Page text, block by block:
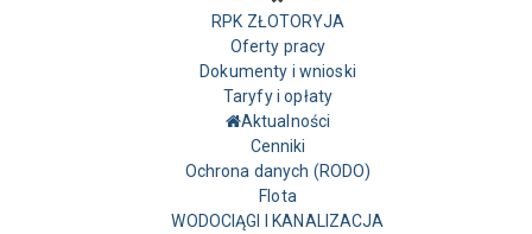
RPK ZŁOTORYJA
Oferty pracy
Dokumenty i wnioski
Taryfy i opłaty
Aktualności
Cenniki
Ochrona danych (RODO)
Flota
WODOCIĄGI I KANALIZACJA